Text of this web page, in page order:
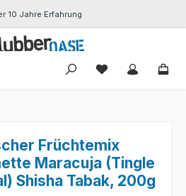
10 Jahre Erfahrung
Du hast 0
Früchtemix
Maracuja (Tingle
Shisha Tabak, 200g